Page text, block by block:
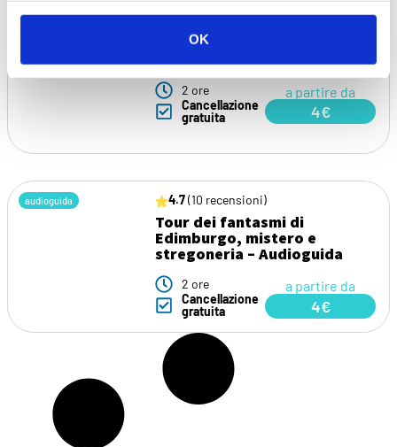
OK
Passeggiata Storica di
Edimburgo – Audioguida
2 ore
Cancellazione
gratuita
a partire da
4€
audioguida 4.7(10 recensioni)
Tour dei fantasmi di
Edimburgo, mistero e
stregoneria – Audioguida
2 ore
Cancellazione
gratuita
a partire da
4€